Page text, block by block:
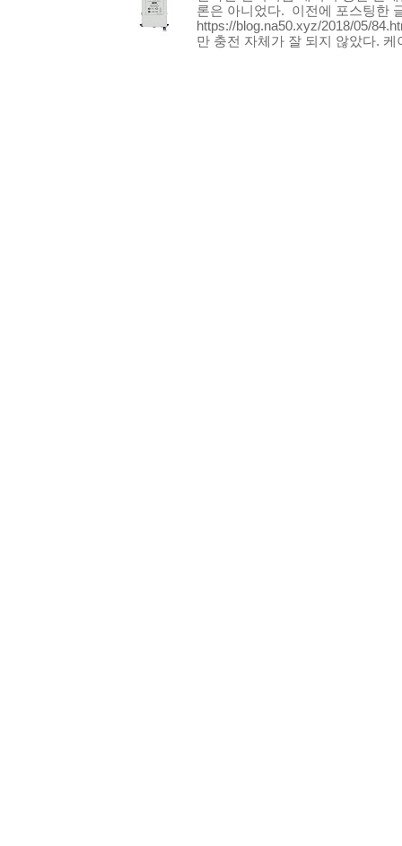
론은 아니었다. 이전에 포스팅한
https://blog.na50.xyz/2018/05/
만 충전 자체가 잘 되지 않았다. 케